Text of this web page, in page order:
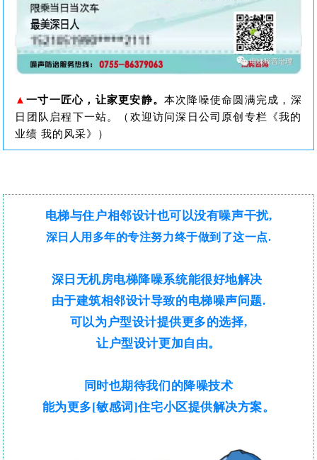
▲一寸一匠心，让家更安静。 本次降噪使命圆满完成，深
日团队启程下一站。（欢迎访问深日公司原创专栏《我的
业绩 我的风采》）
电梯与住户相邻设计也可以没有噪声干扰,
深日人用多年的专注努力终于做到了这一点.
深日无机房电梯降噪系统能很好地解决
由于建筑相邻设计导致的电梯噪声问题.
可以为户型设计提供更多的选择,
让户型设计更加自由。
同时也期待我们的降噪技术
能为更多[敏感词]住宅小区提供解决方案。